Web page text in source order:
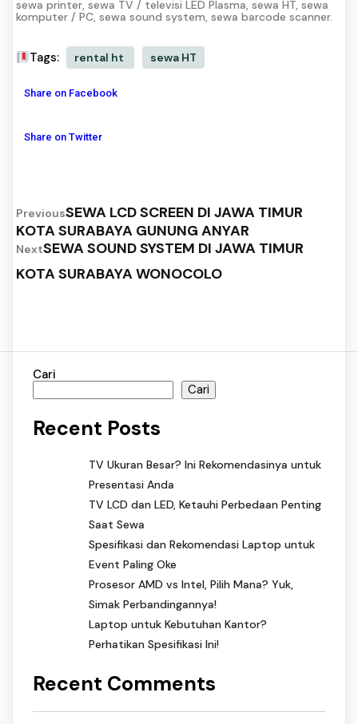
sewa printer, sewa TV / televisi LED Plasma, sewa HT, sewa
komputer / PC, sewa sound system, sewa barcode scanner.
Tags: rental ht sewa HT
Share on Facebook
Share on Twitter
PreviousSEWA LCD SCREEN DI JAWA TIMUR
KOTA SURABAYA GUNUNG ANYAR
NextSEWA SOUND SYSTEM DI JAWA TIMUR
KOTA SURABAYA WONOCOLO
Cari
Cari
Recent Posts
TV Ukuran Besar? Ini Rekomendasinya untuk
Presentasi Anda
TV LCD dan LED, Ketauhi Perbedaan Penting
Saat Sewa
Spesifikasi dan Rekomendasi Laptop untuk
Event Paling Oke
Prosesor AMD vs Intel, Pilih Mana? Yuk,
Simak Perbandingannya!
Laptop untuk Kebutuhan Kantor?
Perhatikan Spesifikasi Ini!
Recent Comments